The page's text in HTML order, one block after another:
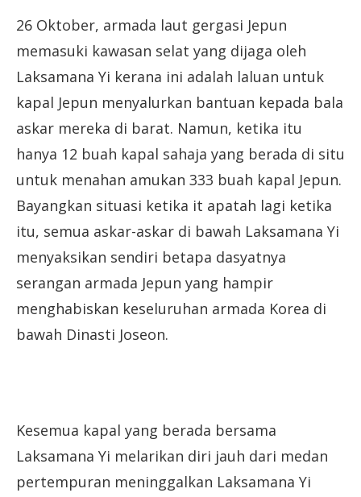
26 Oktober, armada laut gergasi Jepun
memasuki kawasan selat yang dijaga oleh
Laksamana Yi kerana ini adalah laluan untuk
kapal Jepun menyalurkan bantuan kepada bala
askar mereka di barat. Namun, ketika itu
hanya 12 buah kapal sahaja yang berada di situ
untuk menahan amukan 333 buah kapal Jepun.
Bayangkan situasi ketika it apatah lagi ketika
itu, semua askar-askar di bawah Laksamana Yi
menyaksikan sendiri betapa dasyatnya
serangan armada Jepun yang hampir
menghabiskan keseluruhan armada Korea di
bawah Dinasti Joseon.
Kesemua kapal yang berada bersama
Laksamana Yi melarikan diri jauh dari medan
pertempuran meninggalkan Laksamana Yi